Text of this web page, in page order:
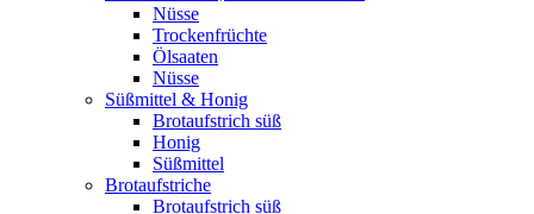
Nüsse
Trockenfrüchte
Ölsaaten
Nüsse
Süßmittel & Honig
Brotaufstrich süß
Honig
Süßmittel
Brotaufstriche
Brotaufstrich süß